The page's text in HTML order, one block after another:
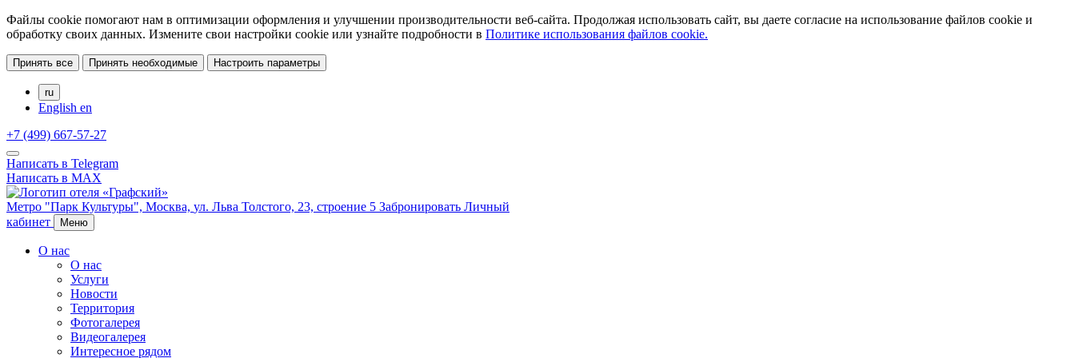
Файлы cookie помогают нам в оптимизации оформления и улучшении производительности веб-сайта. Продолжая использовать сайт, вы даете согласие на использование файлов cookie и
обработку своих данных. Измените свои настройки cookie или узнайте подробности в Политике использования файлов cookie.
Принять все Принять необходимые Настроить параметры
ru
English en
+7 (499) 667-57-27
Написать в Telegram
Написать в MAX
Метро "Парк Культуры", Москва, ул. Льва Толстого, 23, строение 5 Забронировать Личный
кабинет
Меню
О нас
О нас
Услуги
Новости
Территория
Фотогалерея
Видеогалерея
Интересное рядом